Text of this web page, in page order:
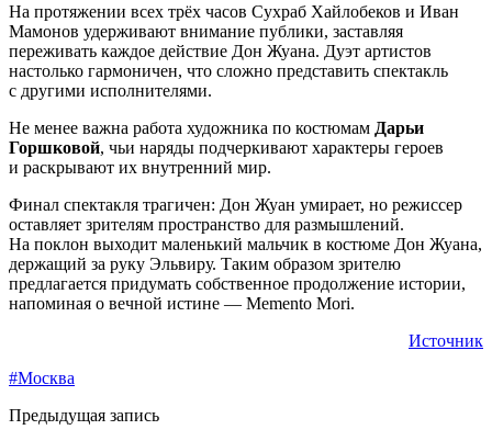
На протяжении всех трёх часов Сухраб Хайлобеков и Иван
Мамонов удерживают внимание публики, заставляя
переживать каждое действие Дон Жуана. Дуэт артистов
настолько гармоничен, что сложно представить спектакль
с другими исполнителями.
Не менее важна работа художника по костюмам Дарьи
Горшковой, чьи наряды подчеркивают характеры героев
и раскрывают их внутренний мир.
Финал спектакля трагичен: Дон Жуан умирает, но режиссер
оставляет зрителям пространство для размышлений.
На поклон выходит маленький мальчик в костюме Дон Жуана,
держащий за руку Эльвиру. Таким образом зрителю
предлагается придумать собственное продолжение истории,
напоминая о вечной истине — Memento Mori.
Источник
#Москва
Предыдущая запись